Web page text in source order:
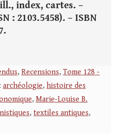
index, cartes. –
: 2103.5458). – ISBN
, Recensions, Tome 128 -
archéologie, histoire des
, Marie-Louise B.
, textiles antiques,